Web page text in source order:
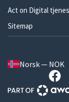
Act on Digital
Sitemap
Norsk — NOK